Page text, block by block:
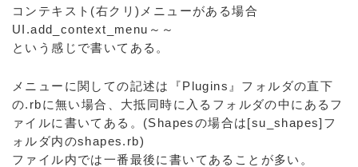
コンテキスト(右クリ)メニューがある場合
UI.add_context_menu～～
という感じで書いてある。
メニューに関しての記述は『Plugins』フォルダの直下
の.rbに無い場合、大抵同時に入るフォルダの中にあるフ
ァイルに書いてある。(Shapesの場合は[su_shapes]フ
ォルダ内のshapes.rb)
ファイル内では一番最後に書いてあることが多い。